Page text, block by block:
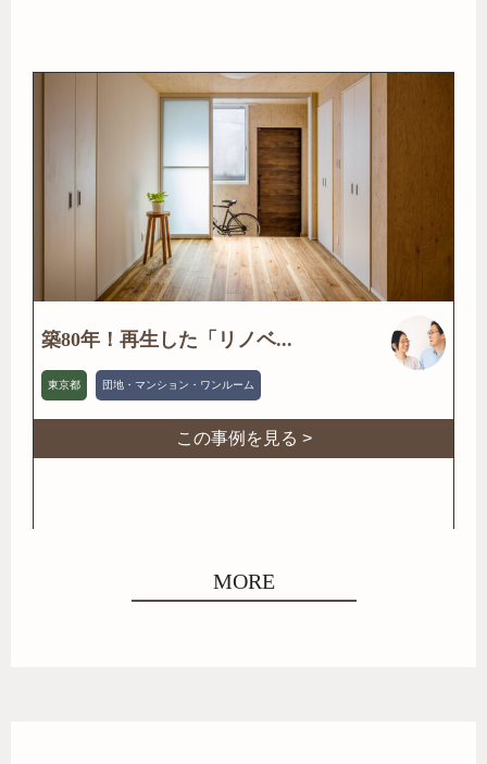
築80年！再生した「リノベ...
東京都 団地・マンション・ワンルーム
この事例を見る >
MORE